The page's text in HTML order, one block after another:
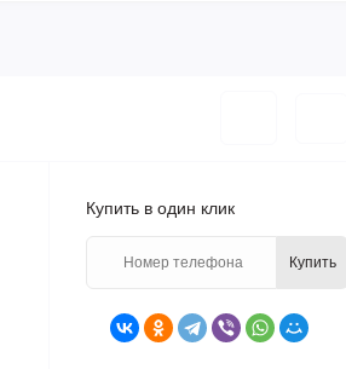
Купить в один клик
Купить